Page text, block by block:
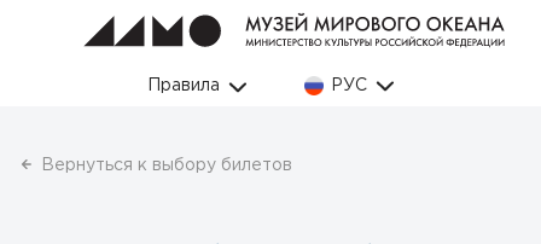
Правила РУС
Вернуться к выбору билетов